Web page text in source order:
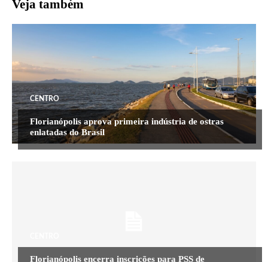
Veja também
CENTRO
Florianópolis aprova primeira indústria de ostras
enlatadas do Brasil
Florianópolis encerra inscrições para PSS de